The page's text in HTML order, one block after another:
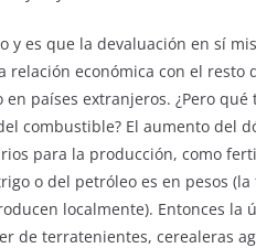
y es que la devaluación en sí
relación económica con el resto
países extranjeros. ¿Pero
combustible? El aumento del
para la producción, como
o del petróleo es en pesos
localmente). Entonces la
de terratenientes, cerealeras